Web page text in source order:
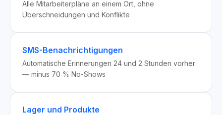
Alle Mitarbeiterpläne an einem Ort, ohne
Überschneidungen und Konflikte
SMS-Benachrichtigungen
Automatische Erinnerungen 24 und 2 Stunden vorher
— minus 70 % No-Shows
Lager und Produkte